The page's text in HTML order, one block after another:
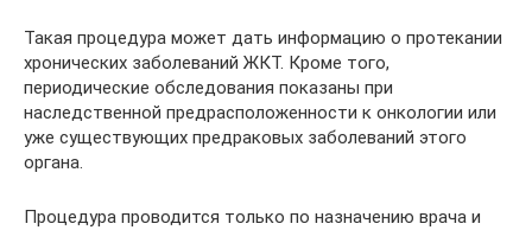
Такая процедура может дать информацию о протекании
хронических заболеваний ЖКТ. Кроме того,
периодические обследования показаны при
наследственной предрасположенности к онкологии или
уже существующих предраковых заболеваний этого
органа.
Процедура проводится только по назначению врача и